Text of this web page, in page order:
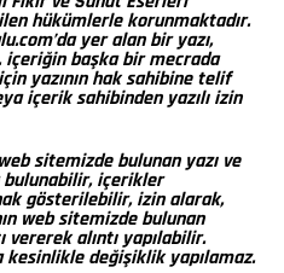
hükümlerle korunmaktadır.
yer alan bir yazı,
içeriğin başka bir mecrada
yazının hak sahibine telif
içerik sahibinden yazılı izin
sitemizde bulunan yazı ve
içerikler
gösterilebilir, izin alarak,
web sitemizde bulunan
vererek alıntı yapılabilir.
kesinlikle değişiklik yapılamaz.